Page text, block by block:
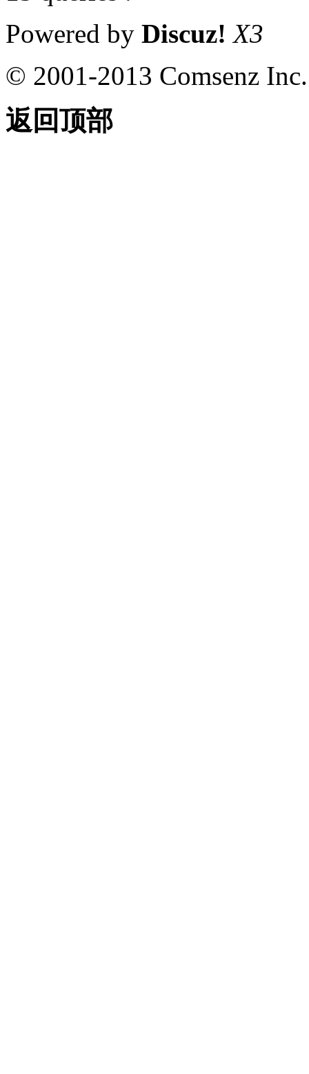
Powered by Discuz! X3
© 2001-2013 Comsenz Inc.
返回顶部